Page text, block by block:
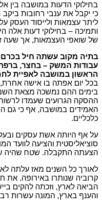
בחילוקי הדעות במושבה בין
כי יקבל את ענבי רחובות ביקב
ליתר עצמאות ולייסוד העסק
ותמיכה – בחילוקי דעות
של שואפי העצמאות, אך שעה
בתיה מקוב עשתה חיל
עבודות המשק – בחצר,
הראשון במושבה לאפיית
בכל יום אפתה בו אישה
בימים ההם נמשכה מצאת
ההסקה הגרועים שעמדו
האמידים במושבה, אף כי גם
כלכליים.
על אף היותה אשת עסקים
סוציאליסטית והציעה לוועד
הצעתה התקבלה. שטח שהיה
לאורך כל השנים מאז עלתה
קרוביה שנותרו באירופה. את
הביאה לארץ, וזכתה להקים
והענף בארץ, המונה עשרות